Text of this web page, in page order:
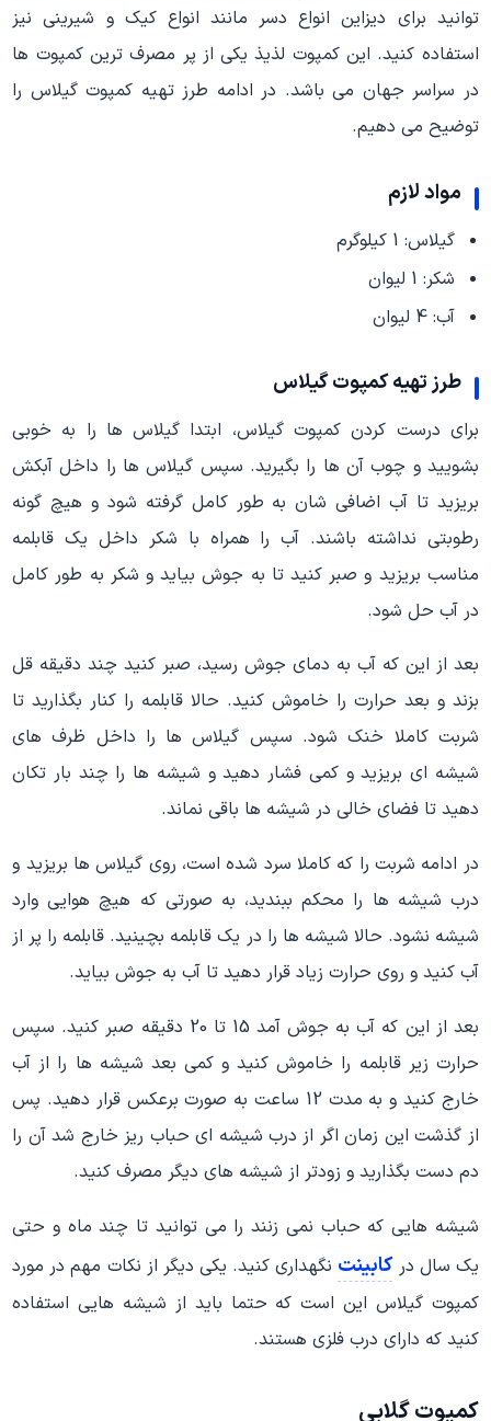
توانید برای دیزاین انواع دسر مانند انواع کیک و شیرینی نیز
استفاده کنید. این کمپوت لذیذ یکی از پر مصرف ترین کمپوت ها
در سراسر جهان می باشد. در ادامه طرز تهیه کمپوت گیلاس را
توضیح می دهیم.
مواد لازم
گیلاس: 1 کیلوگرم
شکر: 1 لیوان
آب: 4 لیوان
طرز تهیه کمپوت گیلاس
برای درست کردن کمپوت گیلاس، ابتدا گیلاس ها را به خوبی
بشویید و چوب آن ها را بگیرید. سپس گیلاس ها را داخل آبکش
بریزید تا آب اضافی شان به طور کامل گرفته شود و هیچ گونه
رطوبتی نداشته باشند. آب را همراه با شکر داخل یک قابلمه
مناسب بریزید و صبر کنید تا به جوش بیاید و شکر به طور کامل
در آب حل شود.
بعد از این که آب به دمای جوش رسید، صبر کنید چند دقیقه قل
بزند و بعد حرارت را خاموش کنید. حالا قابلمه را کنار بگذارید تا
شربت کاملا خنک شود. سپس گیلاس ها را داخل ظرف های
شیشه ای بریزید و کمی فشار دهید و شیشه ها را چند بار تکان
دهید تا فضای خالی در شیشه ها باقی نماند.
در ادامه شربت را که کاملا سرد شده است، روی گیلاس ها بریزید و
درب شیشه ها را محکم ببندید، به صورتی که هیچ هوایی وارد
شیشه نشود. حالا شیشه ها را در یک قابلمه بچینید. قابلمه را پر از
آب کنید و روی حرارت زیاد قرار دهید تا آب به جوش بیاید.
بعد از این که آب به جوش آمد 15 تا 20 دقیقه صبر کنید. سپس
حرارت زیر قابلمه را خاموش کنید و کمی بعد شیشه ها را از آب
خارج کنید و به مدت 12 ساعت به صورت برعکس قرار دهید. پس
از گذشت این زمان اگر از درب شیشه ای حباب ریز خارج شد آن را
دم دست بگذارید و زودتر از شیشه های دیگر مصرف کنید.
شیشه هایی که حباب نمی زنند را می توانید تا چند ماه و حتی
یک سال درکابینت نگهداری کنید. یکی دیگر از نکات مهم در مورد
کمپوت گیلاس این است که حتما باید از شیشه هایی استفاده
کنید که دارای درب فلزی هستند.
کمپوت گلابی